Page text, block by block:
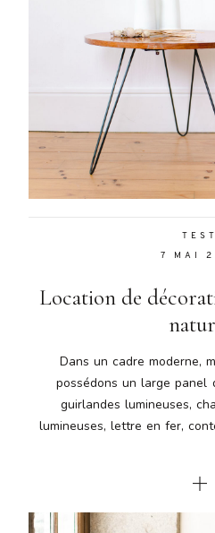
TEST
7 MAI
Location de
Dans un cadre moderne,
possédons un large panel
guirlandes lumineuses,
lumineuses, lettre en fer,